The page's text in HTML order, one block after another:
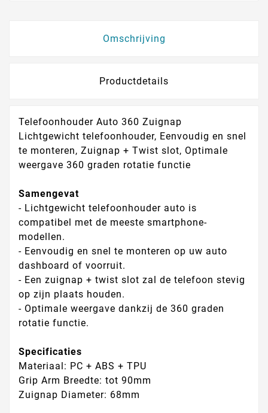
Omschrijving
Productdetails
Telefoonhouder Auto 360 Zuignap
Lichtgewicht telefoonhouder, Eenvoudig en snel
te monteren, Zuignap + Twist slot, Optimale
weergave 360 graden rotatie functie
Samengevat
- Lichtgewicht telefoonhouder auto is
compatibel met de meeste smartphone-
modellen.
- Eenvoudig en snel te monteren op uw auto
dashboard of voorruit.
- Een zuignap + twist slot zal de telefoon stevig
op zijn plaats houden.
- Optimale weergave dankzij de 360 graden
rotatie functie.
Specificaties
Materiaal: PC + ABS + TPU
Grip Arm Breedte: tot 90mm
Zuignap Diameter: 68mm